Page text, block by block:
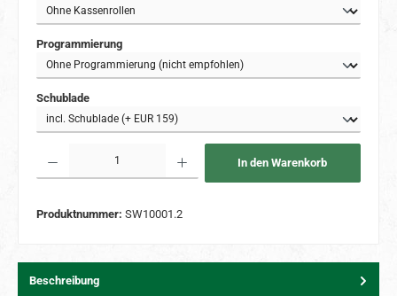
Programmierungauswählen
Schubladeauswählen
In den Warenkorb
Produktnummer: SW10001.2
Beschreibung